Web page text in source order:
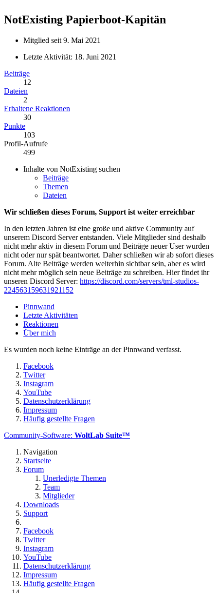
NotExisting Papierboot-Kapitän
Mitglied seit 9. Mai 2021
Letzte Aktivität: 18. Juni 2021
Beiträge
12
Dateien
2
Erhaltene Reaktionen
30
Punkte
103
Profil-Aufrufe
499
Inhalte von NotExisting suchen
Beiträge
Themen
Dateien
Wir schließen dieses Forum, Support ist weiter erreichbar
In den letzten Jahren ist eine große und aktive Community auf
unserem Discord Server entstanden. Viele Mitglieder sind deshalb
nicht mehr aktiv in diesem Forum und Beiträge neuer User wurden
nicht oder nur spät beantwortet. Daher schließen wir ab sofort dieses
Forum. Alte Beiträge werden weiterhin sichtbar sein, aber es wird
nicht mehr möglich sein neue Beiträge zu schreiben. Hier findet ihr
unseren Discord Server: https://discord.com/servers/tml-studios-
224563159631921152
Pinnwand
Letzte Aktivitäten
Reaktionen
Über mich
Es wurden noch keine Einträge an der Pinnwand verfasst.
Facebook
Twitter
Instagram
YouTube
Datenschutzerklärung
Impressum
Häufig gestellte Fragen
Community-Software: WoltLab Suite™
Navigation
Startseite
Forum
Unerledigte Themen
Team
Mitglieder
Downloads
Support
Facebook
Twitter
Instagram
YouTube
Datenschutzerklärung
Impressum
Häufig gestellte Fragen